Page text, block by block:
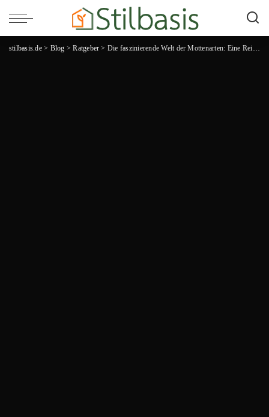
stilbasis.de> Blog >Ratgeber > Die faszinierende Welt der Mottenarten: Eine Reise in ihre Vielfalt und Schönheit